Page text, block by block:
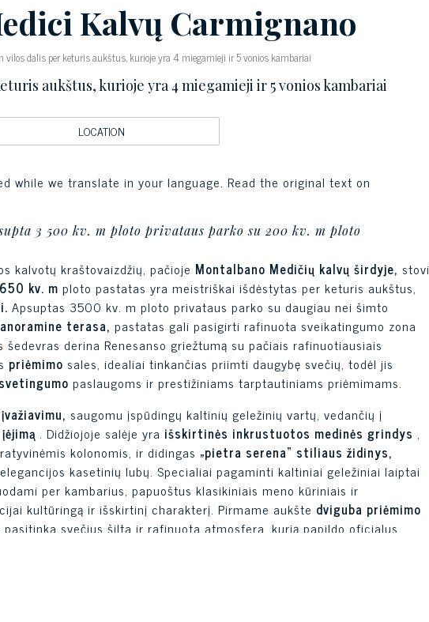
Kalvų Carmignano
vilos dalis per keturis aukštus, kurioje yra 4 miegamieji ir 5 vonios kambariai
aukštus, kurioje yra 4 miegamieji ir 5 vonios kambariai
LOCATION
while we translate in your language. Read the original text on
3 500 kv. m ploto privataus parko su 200 kv. m ploto
kalvotų kraštovaizdžių, pačioje Montalbano Medičių kalvų širdyje, stovi
650 kv. m ploto pastatas yra meistriškai išdėstytas per keturis aukštus,
Apsuptas 3500 kv. m ploto privataus parko su daugiau nei šimto
terasa, pastatas gali pasigirti rafinuota sveikatingumo zona
šedevras derina Renesanso griežtumą su pačiais rafinuotiausiais
priėmimo sales, idealiai tinkančias priimti daugybę svečių, todėl jis
svetingumo paslaugoms ir prestižiniams tarptautiniams priėmimams.
saugomu įspūdingų kaltinių geležinių vartų, vedančių į
. Didžiojoje salėje yra išskirtinės inkrustuotos medinės grindys ,
kolonomis, ir didingas „pietra serena“ stiliaus židinys,
kasetinių lubų. Specialiai pagaminti kaltiniai geležiniai laiptai
per kambarius, papuoštus klasikiniais meno kūriniais ir
kultūringą ir išskirtinį charakterį. Pirmame aukšte dviguba priėmimo
svečius šilta ir rafinuota atmosfera, kurią papildo oficialus